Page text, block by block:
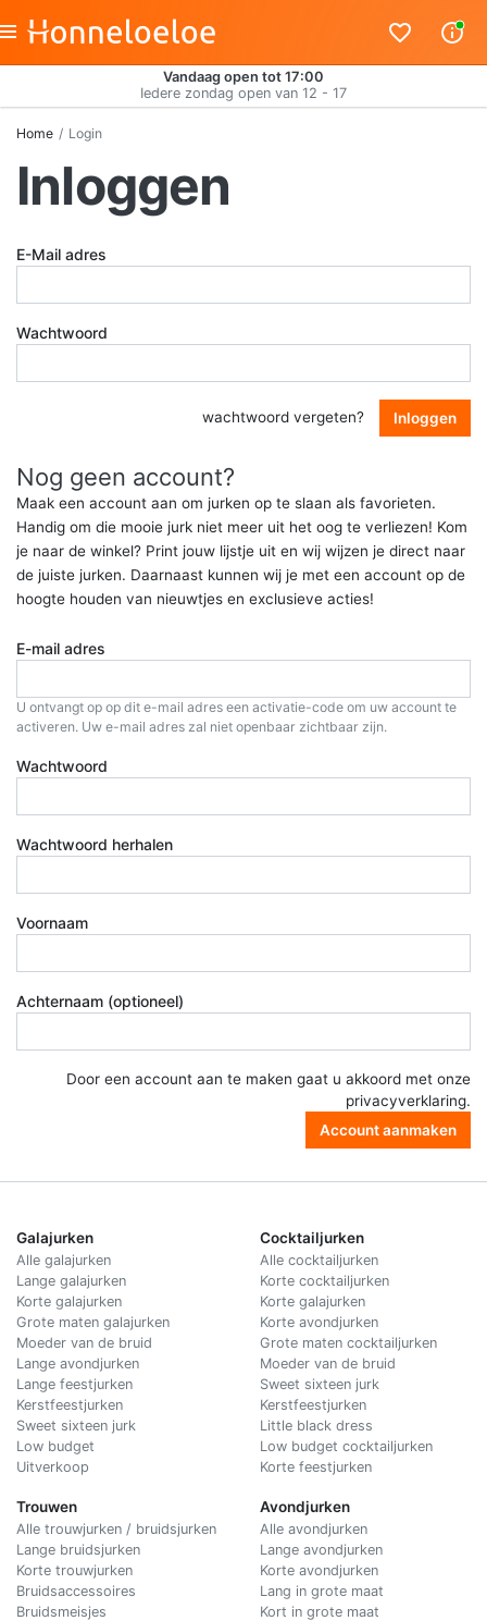
Vandaag open tot 17:00
Iedere zondag open van 12 - 17
Home Login
Inloggen
E-Mail adres
Wachtwoord
wachtwoord vergeten? Inloggen
Nog geen account?
Maak een account aan om jurken op te slaan als favorieten.
Handig om die mooie jurk niet meer uit het oog te verliezen! Kom
je naar de winkel? Print jouw lijstje uit en wij wijzen je direct naar
de juiste jurken. Daarnaast kunnen wij je met een account op de
hoogte houden van nieuwtjes en exclusieve acties!
E-mail adres
U ontvangt op op dit e-mail adres een activatie-code om uw account te
activeren. Uw e-mail adres zal niet openbaar zichtbaar zijn.
Wachtwoord
Wachtwoord herhalen
Voornaam
Achternaam (optioneel)
Door een account aan te maken gaat u akkoord met onze
privacyverklaring.
Account aanmaken
Galajurken
Alle galajurken
Lange galajurken
Korte galajurken
Grote maten galajurken
Moeder van de bruid
Lange avondjurken
Lange feestjurken
Kerstfeestjurken
Sweet sixteen jurk
Low budget
Uitverkoop
Trouwen
Alle trouwjurken / bruidsjurken
Lange bruidsjurken
Korte trouwjurken
Bruidsaccessoires
Bruidsmeisjes
Cocktailjurken
Alle cocktailjurken
Korte cocktailjurken
Korte galajurken
Korte avondjurken
Grote maten cocktailjurken
Moeder van de bruid
Sweet sixteen jurk
Kerstfeestjurken
Little black dress
Low budget cocktailjurken
Korte feestjurken
Avondjurken
Alle avondjurken
Lange avondjurken
Korte avondjurken
Lang in grote maat
Kort in grote maat